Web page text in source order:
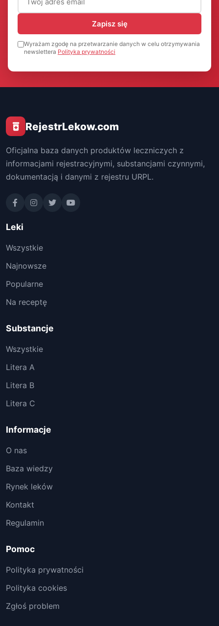
Zapisz się
Wyrażam zgodę na przetwarzanie danych w celu otrzymywania
newslettera Polityka prywatności
RejestrLekow.com
Oficjalna baza danych produktów leczniczych z
informacjami rejestracyjnymi, substancjami czynnymi,
dokumentacją i danymi z rejestru URPL.
Leki
Wszystkie
Najnowsze
Popularne
Na receptę
Substancje
Wszystkie
Litera A
Litera B
Litera C
Informacje
O nas
Baza wiedzy
Rynek leków
Kontakt
Regulamin
Pomoc
Polityka prywatności
Polityka cookies
Zgłoś problem